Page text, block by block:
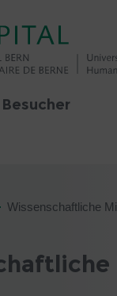
Wissenschaftliche